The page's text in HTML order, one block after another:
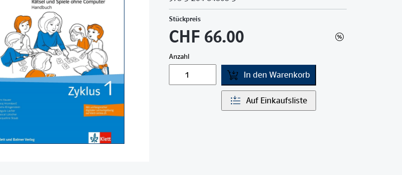
Stückpreis
CHF 66.00
Anzahl
In den Warenkorb
Auf Einkaufsliste